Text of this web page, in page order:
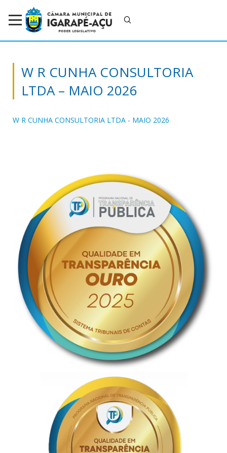
W R CUNHA CONSULTORIA
LTDA – MAIO 2026
W R CUNHA CONSULTORIA LTDA - MAIO 2026